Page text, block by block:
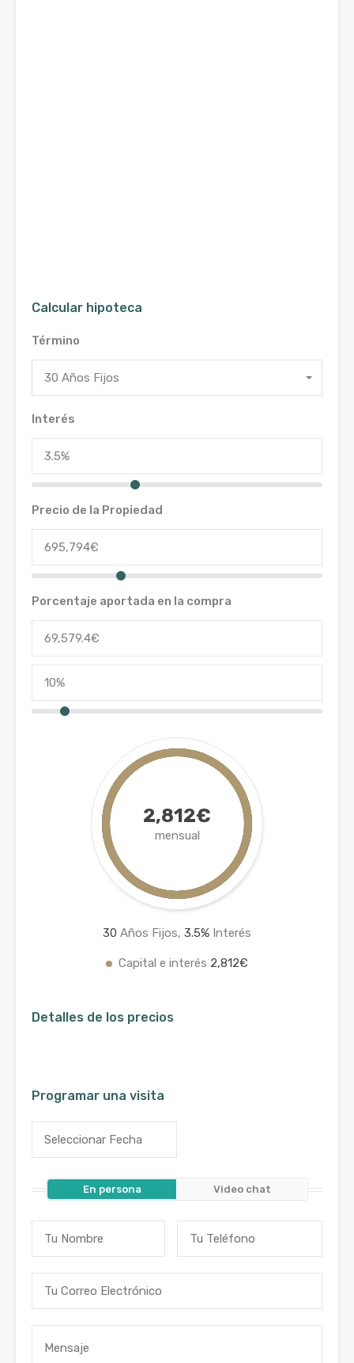
Calcular hipoteca
Término
30 Años Fijos
Interés
Precio de la Propiedad
Porcentaje aportada en la compra
2,812€
mensual
30 Años Fijos, 3.5% Interés
Capital e interés 2,812€
Detalles de los precios
Programar una visita
En persona Video chat